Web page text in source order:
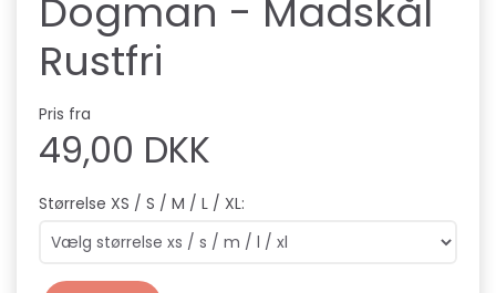
Dogman - Madskål
Rustfri
Pris fra
49,00 DKK
Størrelse XS / S / M / L / XL: